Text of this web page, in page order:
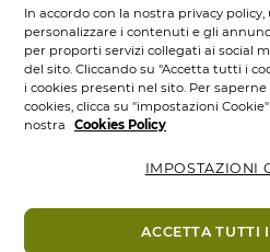
SCOPRI I
In accordo con la nostra privacy
personalizzare i contenuti e gli
per proporti servizi collegati ai social
del sito. Cliccando su "Accetta tutti i
i cookies presenti nel sito. Per
cookies, clicca su "impostazioni
nostra
Cookies Policy
ACCETTA TUTTI
IMPOSTAZIONI